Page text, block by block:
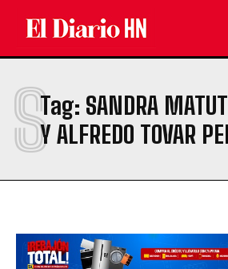
Tag: SANDRA
Y ALFREDO TOVAR
S